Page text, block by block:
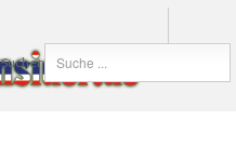
Suchen